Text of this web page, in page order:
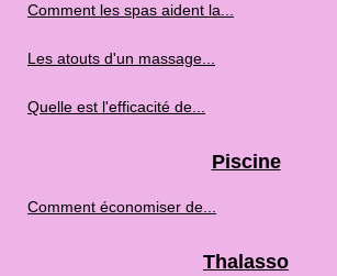
Comment les spas aident la...
Les atouts d'un massage...
Quelle est l'efficacité de...
Piscine
Comment économiser de...
Thalasso